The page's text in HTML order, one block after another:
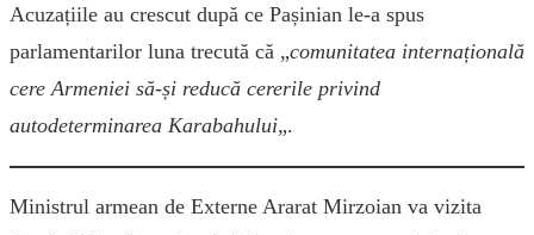
Acuzațiile au crescut după ce Pașinian le-a spus
parlamentarilor luna trecută că „comunitatea internațională
cere Armeniei să-și reducă cererile privind
autodeterminarea Karabahului„.
Ministrul armean de Externe Ararat Mirzoian va vizita